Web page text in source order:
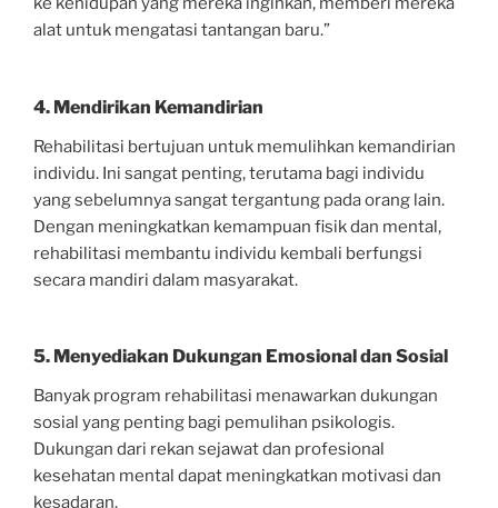
alat untuk mengatasi tantangan baru.”
4. Mendirikan Kemandirian
Rehabilitasi bertujuan untuk memulihkan kemandirian
individu. Ini sangat penting, terutama bagi individu
yang sebelumnya sangat tergantung pada orang lain.
Dengan meningkatkan kemampuan fisik dan mental,
rehabilitasi membantu individu kembali berfungsi
secara mandiri dalam masyarakat.
5. Menyediakan Dukungan Emosional dan Sosial
Banyak program rehabilitasi menawarkan dukungan
sosial yang penting bagi pemulihan psikologis.
Dukungan dari rekan sejawat dan profesional
kesehatan mental dapat meningkatkan motivasi dan
kesadaran.